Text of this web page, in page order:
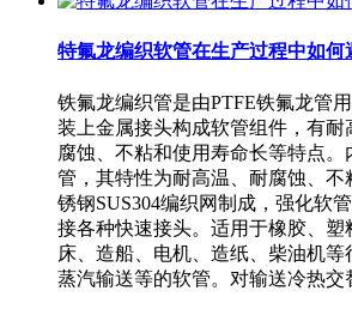
特氟龙编织软管在生产过程中如何
铁氟龙编织管是由PTFE铁氟龙管
装上金属接头构成软管组件，有耐
腐蚀、不粘和使用寿命长等特点。
管，其特性为耐高温、耐腐蚀、不
锈钢SUS304编织网制成，强化软
接各种快速接头。适用于橡胶、塑
床、造船、电机、造纸、柴油机等
蒸汽输送等的软管。对输送冷热交